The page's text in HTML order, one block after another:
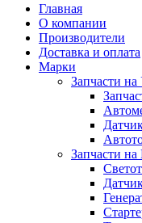
Главная
О компании
Производители
Доставка и оплата
Марки
Запчасти
Запчасти